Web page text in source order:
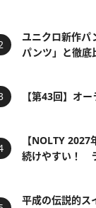
ユニクロ新作
パンツ」と徹底
【第43回】オ
【NOLTY
続けやすい！
平成の伝説的